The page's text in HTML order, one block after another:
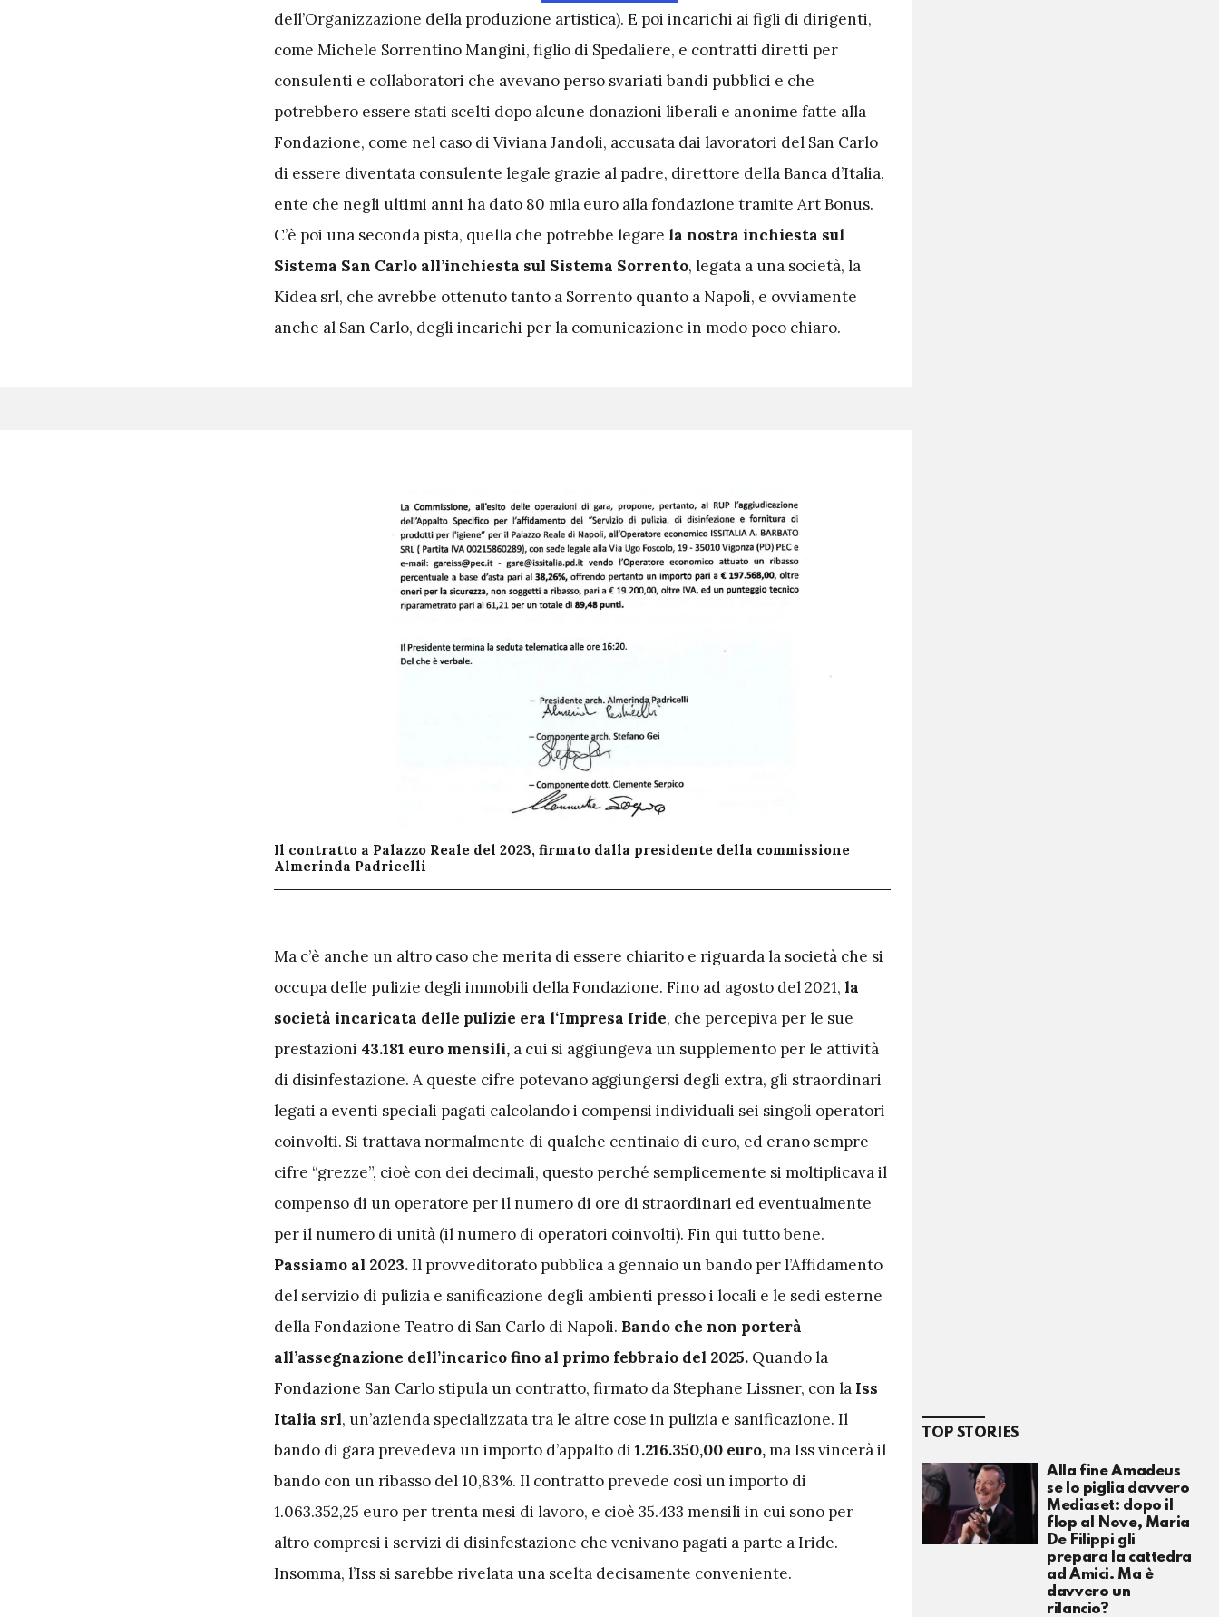
dell’Organizzazione della produzione artistica). E poi incarichi ai figli di dirigenti,
come Michele Sorrentino Mangini, figlio di Spedaliere, e contratti diretti per
consulenti e collaboratori che avevano perso svariati bandi pubblici e che
potrebbero essere stati scelti dopo alcune donazioni liberali e anonime fatte alla
Fondazione, come nel caso di Viviana Jandoli, accusata dai lavoratori del San Carlo
di essere diventata consulente legale grazie al padre, direttore della Banca d’Italia,
ente che negli ultimi anni ha dato 80 mila euro alla fondazione tramite Art Bonus.
C’è poi una seconda pista, quella che potrebbe legare la nostra inchiesta sul
Sistema San Carlo all’inchiesta sul Sistema Sorrento, legata a una società, la
Kidea srl, che avrebbe ottenuto tanto a Sorrento quanto a Napoli, e ovviamente
anche al San Carlo, degli incarichi per la comunicazione in modo poco chiaro.
Il contratto a Palazzo Reale del 2023, firmato dalla presidente della commissione
Almerinda Padricelli
Ma c’è anche un altro caso che merita di essere chiarito e riguarda la società che si
occupa delle pulizie degli immobili della Fondazione. Fino ad agosto del 2021, la
società incaricata delle pulizie era l‘Impresa Iride, che percepiva per le sue
prestazioni 43.181 euro mensili, a cui si aggiungeva un supplemento per le attività
di disinfestazione. A queste cifre potevano aggiungersi degli extra, gli straordinari
legati a eventi speciali pagati calcolando i compensi individuali sei singoli operatori
coinvolti. Si trattava normalmente di qualche centinaio di euro, ed erano sempre
cifre “grezze”, cioè con dei decimali, questo perché semplicemente si moltiplicava il
compenso di un operatore per il numero di ore di straordinari ed eventualmente
per il numero di unità (il numero di operatori coinvolti). Fin qui tutto bene.
Passiamo al 2023.Il provveditorato pubblica a gennaio un bando per l’Affidamento
del servizio di pulizia e sanificazione degli ambienti presso i locali e le sedi esterne
della Fondazione Teatro di San Carlo di Napoli. Bando che non porterà
all’assegnazione dell’incarico fino al primo febbraio del 2025. Quando la
Fondazione San Carlo stipula un contratto, firmato da Stephane Lissner, con la Iss
Italia srl, un’azienda specializzata tra le altre cose in pulizia e sanificazione. Il
bando di gara prevedeva un importo d’appalto di 1.216.350,00 euro,ma Iss vincerà il
bando con un ribasso del 10,83%. Il contratto prevede così un importo di
1.063.352,25 euro per trenta mesi di lavoro, e cioè 35.433 mensili in cui sono per
altro compresi i servizi di disinfestazione che venivano pagati a parte a Iride.
Insomma, l’Iss si sarebbe rivelata una scelta decisamente conveniente.
TOP STORIES
Alla fine Amadeus
se lo piglia davvero
Mediaset: dopo il
flop al Nove, Maria
De Filippi gli
prepara la cattedra
ad Amici. Ma è
davvero un
rilancio?